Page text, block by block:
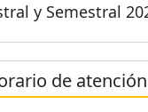
y Semestral
de atención